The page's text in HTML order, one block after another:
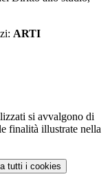
ARTI
si avvalgono di
finalità illustrate nella
tutti i cookies